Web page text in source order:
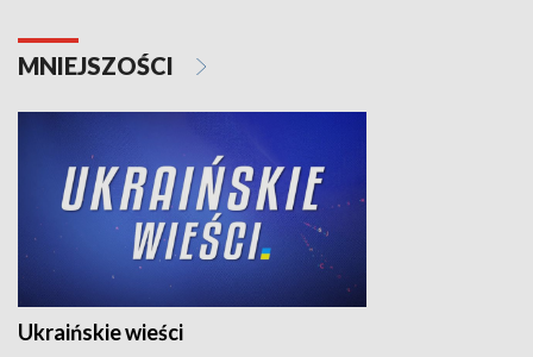
MNIEJSZOŚCI
Ukraińskie wieści